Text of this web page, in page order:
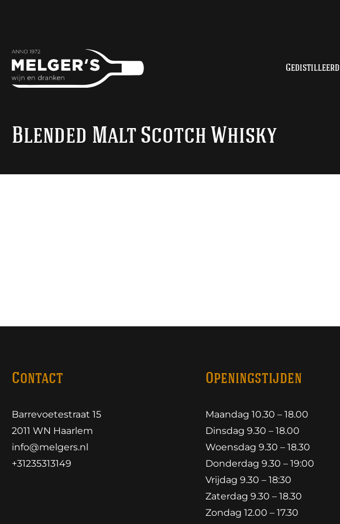
Gedistilleerd
Blended Malt Scotch Whisky
Contact
Barrevoetestraat 15
2011 WN Haarlem
info@melgers.nl
+31235313149
Openingstijden
Maandag 10.30 – 18.00
Dinsdag 9.30 – 18.00
Woensdag 9.30 – 18.30
Donderdag 9.30 – 19:00
Vrijdag 9.30 – 18:30
Zaterdag 9.30 – 18.30
Zondag 12.00 – 17.30